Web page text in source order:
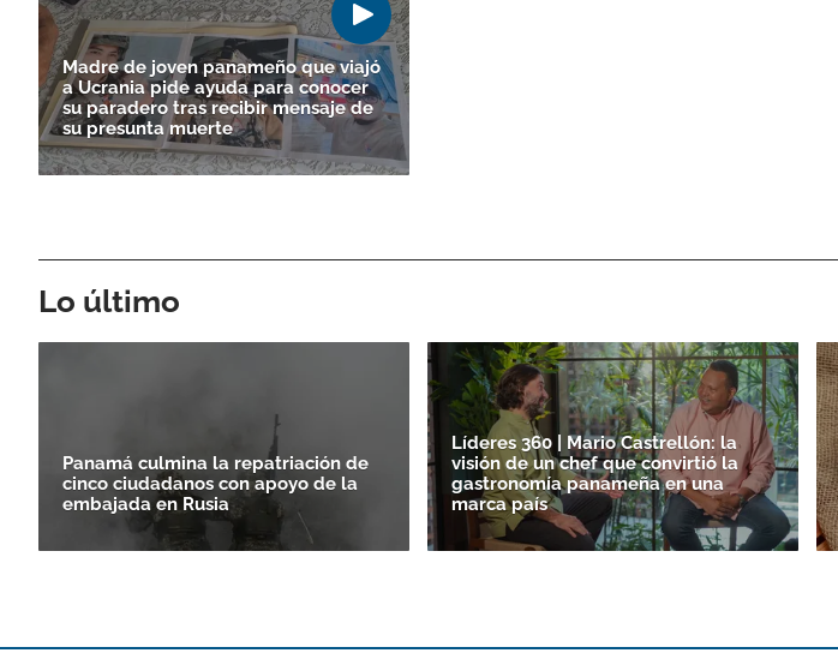
Madre de joven panameño que viajó
a Ucrania pide ayuda para conocer
su paradero tras recibir mensaje de
su presunta muerte
Lo último
Panamá culmina la repatriación de
cinco ciudadanos con apoyo de la
embajada en Rusia
Líderes 360 | Mario Castrellón: la
visión de un chef que convirtió la
gastronomía panameña en una
marca país